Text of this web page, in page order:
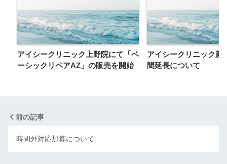
アイシークリニック上野院にて「ベ
ーシックリペアAZ」の販売を開始
アイシークリニック新
間延長について
前の記事
時間外対応加算について